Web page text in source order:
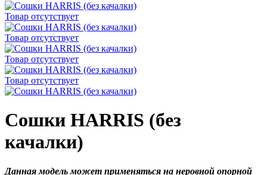
Товар отсутствует
Товар отсутствует
Товар отсутствует
Товар отсутствует
Сошки HARRIS (без
качалки)
Данная модель может применяться на неровной опорной